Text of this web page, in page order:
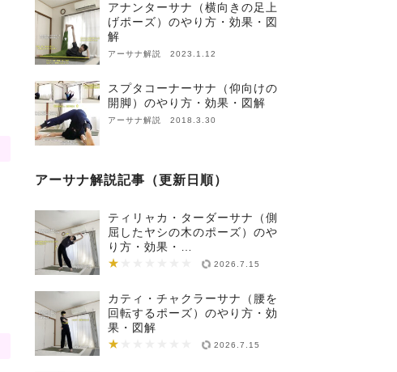
アナンターサナ（横向きの足上
げポーズ）のやり方・効果・図
解
アーサナ解説 2023.1.12
スプタコーナーサナ（仰向けの
開脚）のやり方・効果・図解
アーサナ解説 2018.3.30
アーサナ解説記事（更新日順）
ティリャカ・ターダーサナ（側
屈したヤシの木のポーズ）のや
り方・効果・…
★
★★★★★★★ 2026.7.15
カティ・チャクラーサナ（腰を
回転するポーズ）のやり方・効
果・図解
★
★★★★★★★ 2026.7.15